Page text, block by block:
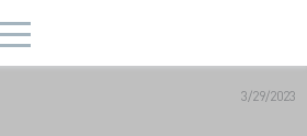
3/29/2023